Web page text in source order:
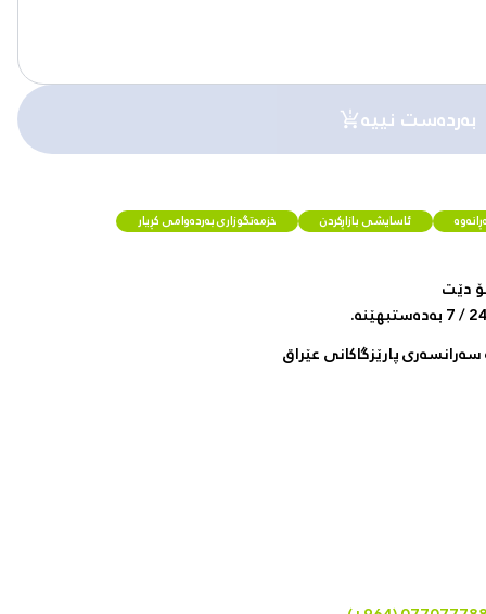
بەردەست نییە
ئاسایشی بازاڕکردن خزمەتگوزاری بەردەوامی کڕیار
دێت
پارێزگاکانی عێراق